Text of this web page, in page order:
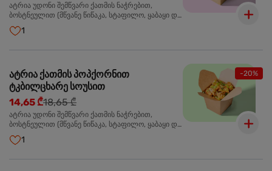
ატრია უდონი შემწვარი ქათმის ნაჭრებით,
ბოსტნეულით (მწვანე წიწაკა, სტაფილო, ყაბაყი და
ნიორი) ტერიაკის სოუსით, მწვანე ლობიო. სეზამის
მარცვლები,ხახვი,მწვანე ხახვი
1
-20%
ატრია ქათმის პოპქორნით
ტკბილცხარე სოუსით
14,65 ₾18,65 ₾
ატრია უდონი შემწვარი ქათმის ნაჭრებით,
ბოსტნეულით (მწვანე წიწაკა, სტაფილო, ყაბაყი და
ნიორი) ტკბილ-ცხარე სოუსით, მწვანე ლობიო.
სეზამის მარცვლები,ხახვი,მწვანე ხახვი
1